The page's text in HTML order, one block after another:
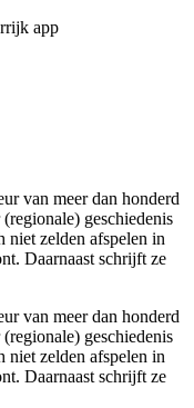
app
van meer dan honderd
geschiedenis
niet zelden afspelen in
Daarnaast schrijft ze
van meer dan honderd
geschiedenis
niet zelden afspelen in
Daarnaast schrijft ze